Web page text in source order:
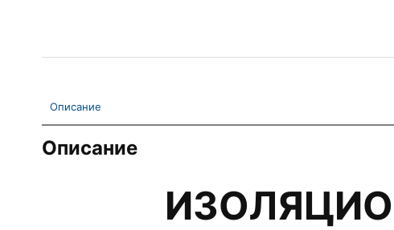
Описание
Описание